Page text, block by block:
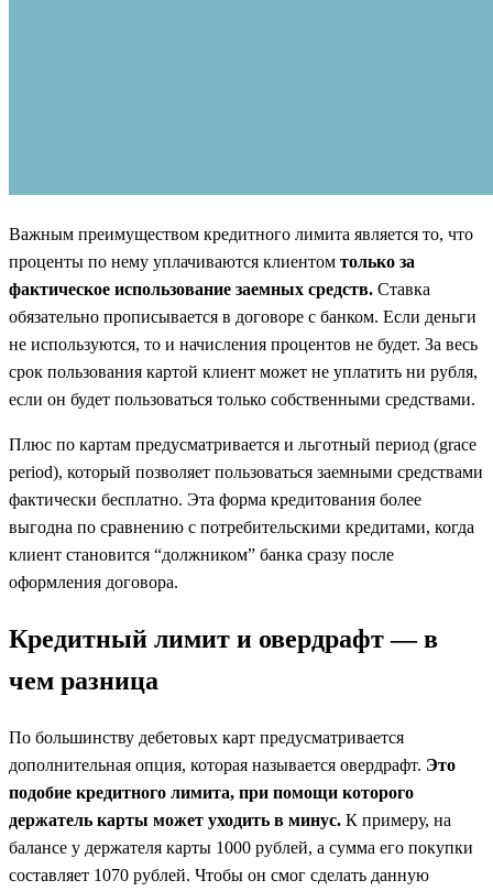
Важным преимуществом кредитного лимита является то, что
проценты по нему уплачиваются клиентом только за
фактическое использование заемных средств. Ставка
обязательно прописывается в договоре с банком. Если деньги
не используются, то и начисления процентов не будет. За весь
срок пользования картой клиент может не уплатить ни рубля,
если он будет пользоваться только собственными средствами.
Плюс по картам предусматривается и льготный период (grace
period), который позволяет пользоваться заемными средствами
фактически бесплатно. Эта форма кредитования более
выгодна по сравнению с потребительскими кредитами, когда
клиент становится “должником” банка сразу после
оформления договора.
Кредитный лимит и овердрафт — в
чем разница
По большинству дебетовых карт предусматривается
дополнительная опция, которая называется овердрафт. Это
подобие кредитного лимита, при помощи которого
держатель карты может уходить в минус. К примеру, на
балансе у держателя карты 1000 рублей, а сумма его покупки
составляет 1070 рублей. Чтобы он смог сделать данную